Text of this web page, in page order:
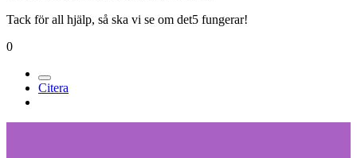
Tack för all hjälp, så ska vi se om det5 fungerar!
0
Citera